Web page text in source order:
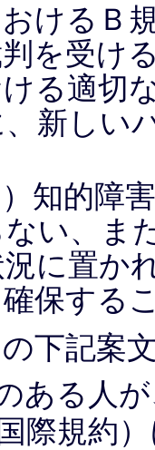
けるＢ
判を受け
る適切
新しい
）知的障
い、ま
に置か
保する
下記案
ある人
際規約